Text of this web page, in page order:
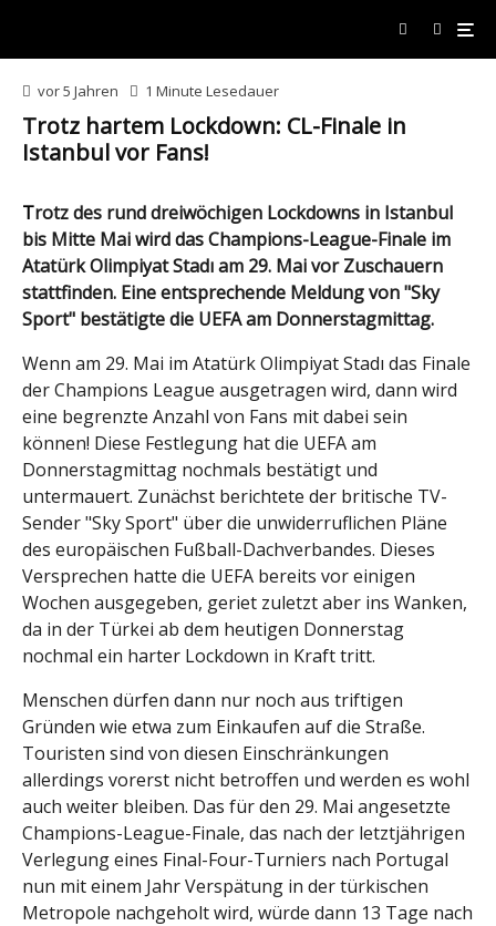
consent from rights holder. Editorial use only, no commercial use without prior consent from
rights holder. PUBLICATIONxINxGERxSUIxAUTxONLY Copyright: xIsabelxInfantesx
vor 5 Jahren 1 Minute Lesedauer
Trotz hartem Lockdown: CL-Finale in
Istanbul vor Fans!
Trotz des rund dreiwöchigen Lockdowns in Istanbul
bis Mitte Mai wird das Champions-League-Finale im
Atatürk Olimpiyat Stadıam 29. Mai vor Zuschauern
stattfinden. Eine entsprechende Meldung von "Sky
Sport" bestätigte die UEFA am Donnerstagmittag.
Wenn am 29. Mai im Atatürk Olimpiyat Stadı das Finale
der Champions League ausgetragen wird, dann wird
eine begrenzte Anzahl von Fans mit dabei sein
können! Diese Festlegung hat die UEFA am
Donnerstagmittag nochmals bestätigt und
untermauert. Zunächst berichtete der britische TV-
Sender "Sky Sport" über die unwiderruflichen Pläne
des europäischen Fußball-Dachverbandes. Dieses
Versprechen hatte die UEFA bereits vor einigen
Wochen ausgegeben, geriet zuletzt aber ins Wanken,
da in der Türkei ab dem heutigen Donnerstag
nochmal ein harter Lockdown in Kraft tritt.
Menschen dürfen dann nur noch aus triftigen
Gründen wie etwa zum Einkaufen auf die Straße.
Touristen sind von diesen Einschränkungen
allerdings vorerst nicht betroffen und werden es wohl
auch weiter bleiben. Das für den 29. Mai angesetzte
Champions-League-Finale, das nach der letztjährigen
Verlegung eines Final-Four-Turniers nach Portugal
nun mit einem Jahr Verspätung in der türkischen
Metropole nachgeholt wird, würde dann 13 Tage nach